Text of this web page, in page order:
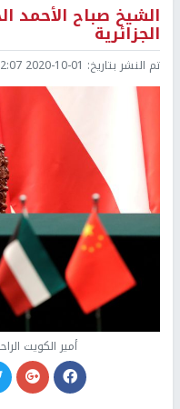
الشيخ صباح الأحمد
الجزائرية
تم النشر بتاريخ: 2020-10-01 12:07
أمير الكويت